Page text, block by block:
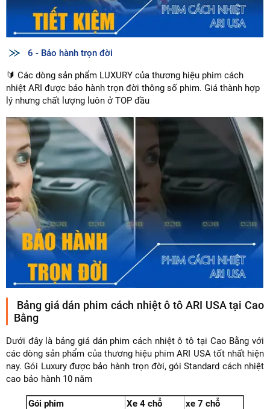
6 - Bảo hành trọn đời
🔰 Các dòng sản phẩm LUXURY của thương hiệu phim cách
nhiệt ARI được bảo hành trọn đời thông số phim. Giá thành hợp
lý nhưng chất lượng luôn ở TOP đầu
Bảng giá dán phim cách nhiệt ô tô ARI USA tại Cao
Bằng
Dưới đây là bảng giá dán phim cách nhiệt ô tô tại Cao Bằng với
các dòng sản phẩm của thương hiệu phim ARI USA tốt nhất hiện
nay. Gói Luxury được bảo hành trọn đời, gói Standard cách nhiệt
cao bảo hành 10 năm
Gói phim Xe 4 chỗ xe 7 chỗ